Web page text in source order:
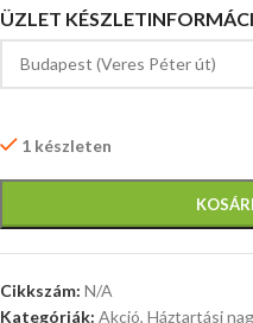
ÜZLET
1 készleten
Cikkszám: N/A
Kategóriák: Akció, Háztartási